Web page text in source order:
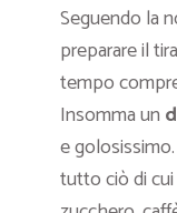
Seguendo la
preparare il
tempo
Insomma un
e
tutto ciò di